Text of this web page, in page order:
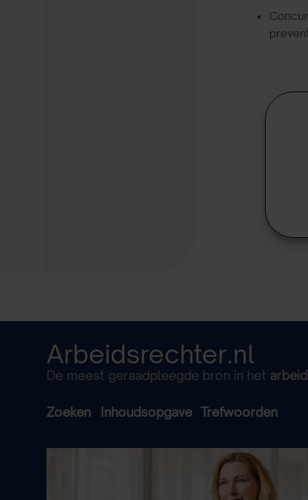
Arbeidsrechter.nl
De meest geraadpleegde bron in het
Zoeken Inhoudsopgave Trefwoorden